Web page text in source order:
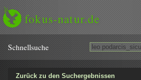
fokus-natur.de
Schnell­suche
Zurück zu den Suchergebnissen